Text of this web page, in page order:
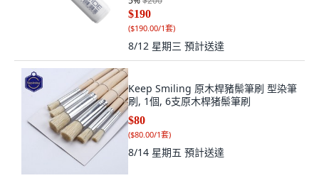
$190
($190.00/1套)
8/12 星期三 預計送達
Keep Smiling 原木桿豬鬃筆刷 型染筆
刷, 1個, 6支原木桿猪鬃筆刷
$80
($80.00/1套)
8/14 星期五 預計送達